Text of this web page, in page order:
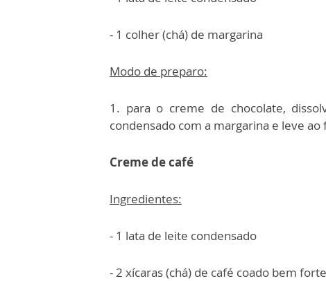
- 1 colher (chá) de margarina
Modo de preparo:
1. para o creme de chocolate,
condensado com a margarina e leve
Creme de café
Ingredientes:
- 1 lata de leite condensado
- 2 xícaras (chá) de café coado bem forte